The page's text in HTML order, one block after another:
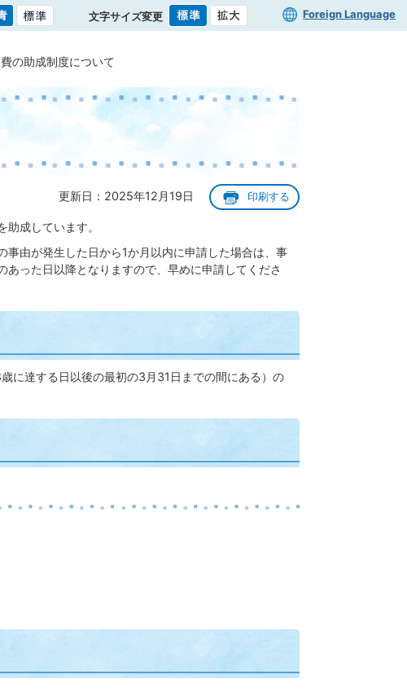
文字サイズ変更 Foreign Language
の助成制度について
更新日：2025年12月19日 印刷する
成しています。
由が発生した日から1か月以内に申請した場合は、事
った日以降となりますので、早めに申請してくださ
に達する日以後の最初の3月31日までの間にある）の